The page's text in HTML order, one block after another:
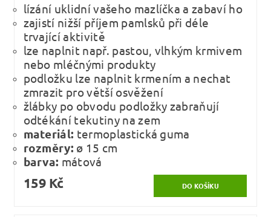
lízání uklidní vašeho mazlíčka a zabaví ho
zajistí nižší příjem pamlsků při déle
trvající aktivitě
lze naplnit např. pastou, vlhkým krmivem
nebo mléčnými produkty
podložku lze naplnit krmením a nechat
zmrazit pro větší osvěžení
žlábky po obvodu podložky zabraňují
odtékání tekutiny na zem
materiál: termoplastická guma
rozměry: ø 15 cm
barva: mátová
159 Kč